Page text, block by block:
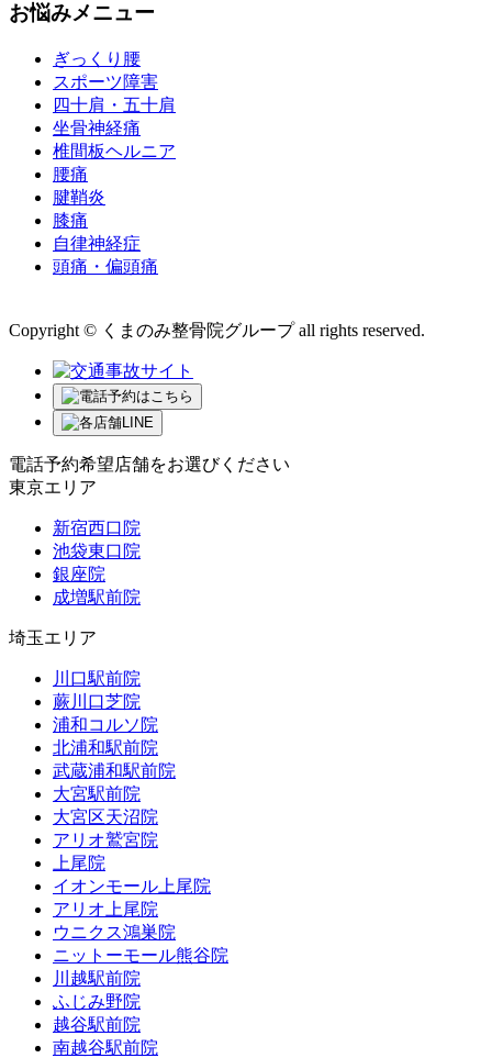
お悩みメニュー
ぎっくり腰
スポーツ障害
四十肩・五十肩
坐骨神経痛
椎間板ヘルニア
腰痛
腱鞘炎
膝痛
自律神経症
頭痛・偏頭痛
Copyright © くまのみ整骨院グループ all rights reserved.
電話予約希望店舗をお選びください
東京エリア
新宿西口院
池袋東口院
銀座院
成増駅前院
埼玉エリア
川口駅前院
蕨川口芝院
浦和コルソ院
北浦和駅前院
武蔵浦和駅前院
大宮駅前院
大宮区天沼院
アリオ鷲宮院
上尾院
イオンモール上尾院
アリオ上尾院
ウニクス鴻巣院
ニットーモール熊谷院
川越駅前院
ふじみ野院
越谷駅前院
南越谷駅前院